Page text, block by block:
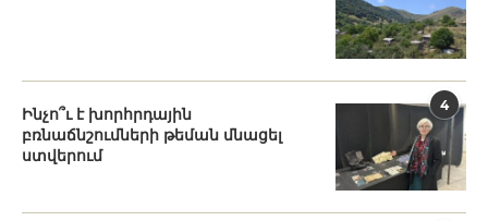
4
Ինչո՞ւ է խորհրդային
բռնաճնշումների թեման մնացել
ստվերում